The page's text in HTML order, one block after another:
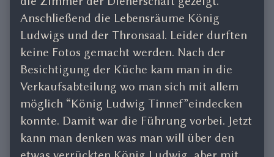
Anschließend die Lebensräume König
Ludwigs und der Thronsaal. Leider durften
keine Fotos gemacht werden. Nach der
Besichtigung der Küche kam man in die
Verkaufsabteilung wo man sich mit allem
möglich “König Ludwig Tinnef”eindecken
konnte. Damit war die Führung vorbei. Jetzt
kann man denken was man will über den